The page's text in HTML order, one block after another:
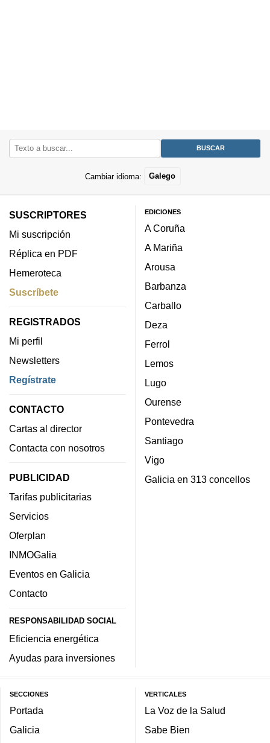
Cambiar idioma: Galego
SUSCRIPTORES
Mi suscripción
Réplica en PDF
Hemeroteca
Suscríbete
REGISTRADOS
Mi perfil
Newsletters
Regístrate
CONTACTO
Cartas al director
Contacta con nosotros
PUBLICIDAD
Tarifas publicitarias
Servicios
Oferplan
INMOGalia
Eventos en Galicia
Contacto
RESPONSABILIDAD SOCIAL
Eficiencia energética
Ayudas para inversiones
EDICIONES
A Coruña
A Mariña
Arousa
Barbanza
Carballo
Deza
Ferrol
Lemos
Lugo
Ourense
Pontevedra
Santiago
Vigo
Galicia en 313 concellos
SECCIONES
Portada
Galicia
VERTICALES
La Voz de la Salud
Sabe Bien